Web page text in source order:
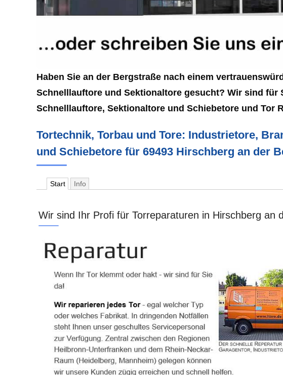
Haben Sie an der Bergstraße nach einem
Schnelllauftore und Sektionaltore gesucht? Wir sind für
Schnelllauftore, Sektionaltore und Schiebetore und Tor
Tortechnik, Torbau und Tore: Industrietore,
und Schiebetore für 69493 Hirschberg an der
Start Info
Wir sind Ihr Profi für Torreparaturen in Hirschberg an